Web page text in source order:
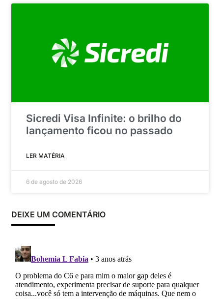
Sicredi Visa Infinite: o brilho do
lançamento ficou no passado
LER MATÉRIA
6 de agosto de 2026
DEIXE UM COMENTÁRIO